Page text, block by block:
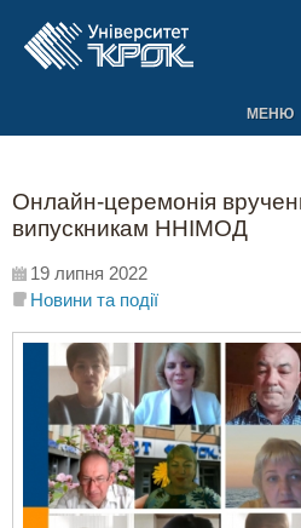
МЕНЮ
Онлайн-церемонія
випускникам ННІМОД
19 липня 2022
Новини та події